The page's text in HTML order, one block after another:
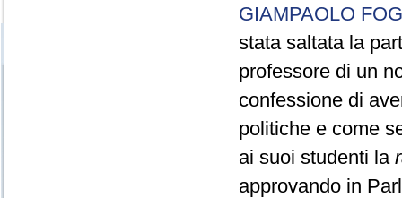
GIAMPAOLO
stata saltata la
professore di un
confessione di
politiche e come
ai suoi studenti la
approvando in